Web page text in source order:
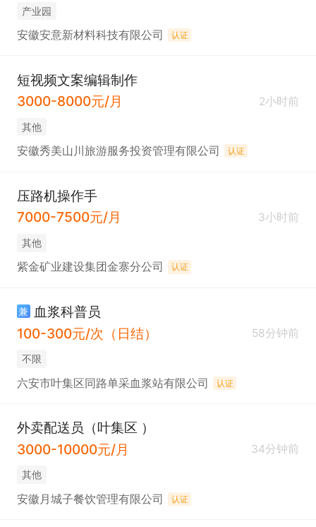
产业园
安徽安意新材料科技有限公司 认证
短视频文案编辑制作
3000-8000元/月
2小时前
其他
安徽秀美山川旅游服务投资管理有限公司 认证
压路机操作手
7000-7500元/月
3小时前
其他
紫金矿业建设集团金寨分公司 认证
兼 血浆科普员
100-300元/次（日结）
58分钟前
不限
六安市叶集区同路单采血浆站有限公司 认证
外卖配送员（叶集区 ）
3000-10000元/月
34分钟前
其他
安徽月城子餐饮管理有限公司 认证